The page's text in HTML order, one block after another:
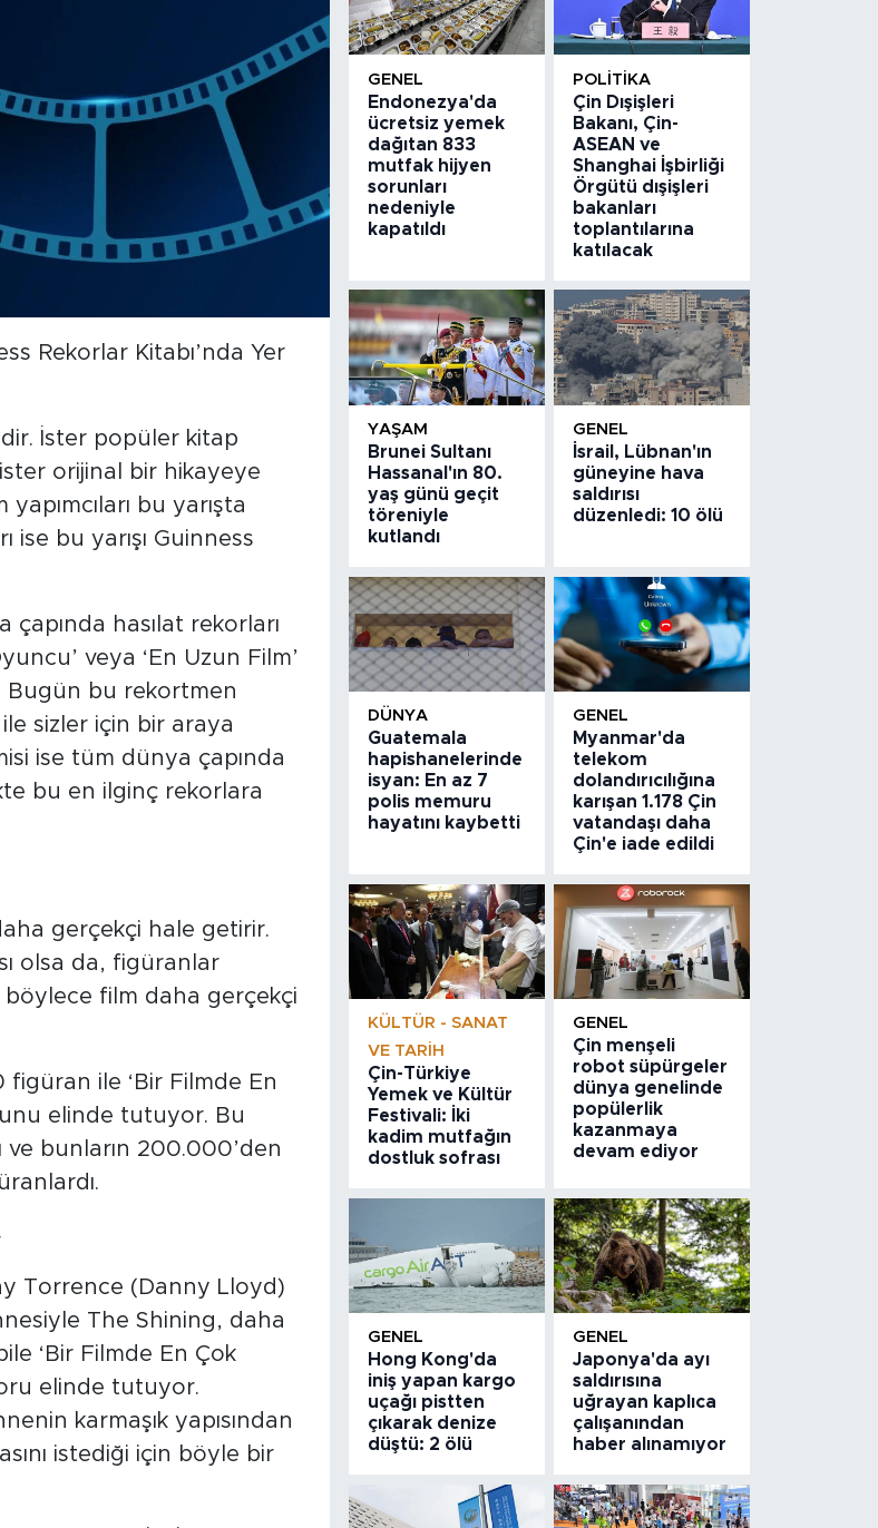
Rekorlar Kitabı’nda Yer
İster popüler kitap
orijinal bir hikayeye
bu yarışta
ise bu yarışı Guinness
hasılat rekorları
veya ‘En Uzun Film’
Bugün bu rekortmen
sizler için bir araya
ise tüm dünya çapında
bu en ilginç rekorlara
gerçekçi hale getirir.
olsa da, figüranlar
böylece film daha gerçekçi
figüran ile ‘Bir Filmde En
elinde tutuyor. Bu
bunların 200.000’den
Torrence (Danny Lloyd)
The Shining, daha
‘Bir Filmde En Çok
elinde tutuyor.
karmaşık yapısından
istediği için böyle bir
GENEL
Endonezya'da
ücretsiz yemek
dağıtan 833
mutfak hijyen
sorunları
nedeniyle
kapatıldı
POLITIKA
Çin Dışişleri
Bakanı, Çin-
ASEAN ve
Shanghai İşbirliği
Örgütü dışişleri
bakanları
toplantılarına
katılacak
YAŞAM
Brunei Sultanı
Hassanal'ın 80.
yaş günü geçit
töreniyle
kutlandı
GENEL
İsrail, Lübnan'ın
güneyine hava
saldırısı
düzenledi: 10 ölü
DÜNYA
Guatemala
hapishanelerinde
isyan: En az 7
polis memuru
hayatını kaybetti
GENEL
Myanmar'da
telekom
dolandırıcılığına
karışan 1.178 Çin
vatandaşı daha
Çin'e iade edildi
KÜLTÜR - SANAT
VE TARIH
Çin-Türkiye
Yemek ve Kültür
Festivali: İki
kadim mutfağın
dostluk sofrası
GENEL
Çin menşeli
robot süpürgeler
dünya genelinde
popülerlik
kazanmaya
devam ediyor
GENEL
Hong Kong'da
iniş yapan kargo
uçağı pistten
çıkarak denize
düştü: 2 ölü
GENEL
Japonya'da ayı
saldırısına
uğrayan kaplıca
çalışanından
haber alınamıyor